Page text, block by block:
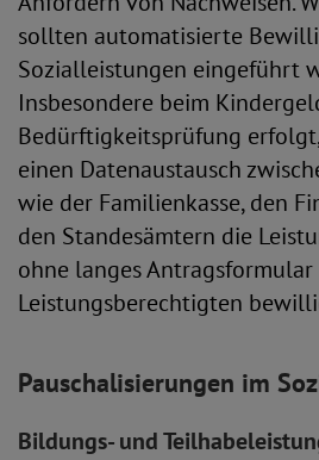
sollten automatisierte
Sozialleistungen eingeführt
Insbesondere beim
Bedürftigkeitsprüfung
einen Datenaustausch
wie der Familienkasse, den
den Standesämtern die
ohne langes
Leistungsberechtigten
Pauschalisierungen im
Bildungs- und